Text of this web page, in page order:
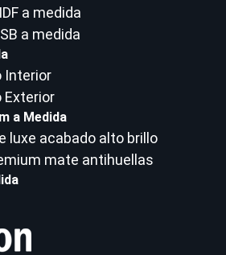
a medida
a medida
Interior
Exterior
a Medida
luxe acabado alto brillo
mate antihuellas